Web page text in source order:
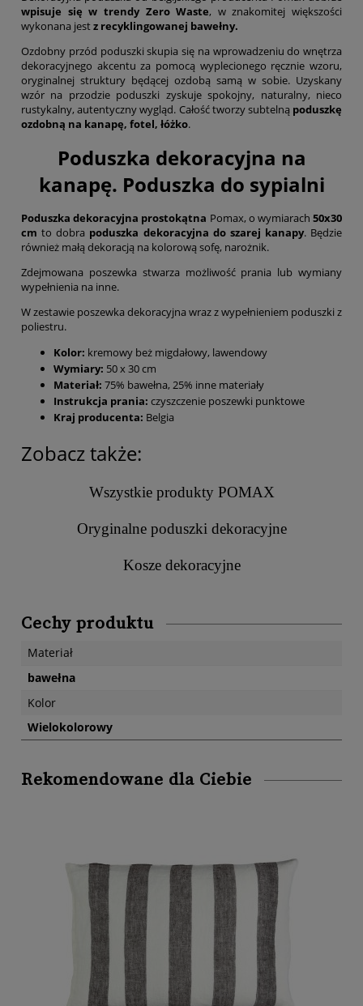
wpisuje się w trendy Zero Waste, w znakomitej większości
wykonana jestz recyklingowanej bawełny.
Ozdobny przód poduszki skupia się na wprowadzeniu do wnętrza
dekoracyjnego akcentu za pomocą wyplecionego ręcznie wzoru,
oryginalnej struktury będącej ozdobą samą w sobie. Uzyskany
wzór na przodzie poduszki zyskuje spokojny, naturalny, nieco
rustykalny, autentyczny wygląd. Całość tworzy subtelną poduszkę
ozdobną na kanapę, fotel, łóżko.
Poduszka dekoracyjna na
kanapę. Poduszka do sypialni
Poduszka dekoracyjna prostokątna Pomax, o wymiarach50x30
cm to dobra poduszka dekoracyjna do szarej kanapy. Będzie
również małą dekoracją na kolorową sofę, narożnik.
Zdejmowana poszewka stwarza możliwość prania lub wymiany
wypełnienia na inne.
W zestawie poszewka dekoracyjna wraz z wypełnieniem poduszki z
poliestru.
Kolor: kremowy beż migdałowy, lawendowy
Wymiary: 50 x 30 cm
Materiał: 75% bawełna, 25% inne materiały
Instrukcja prania: czyszczenie poszewki punktowe
Kraj producenta: Belgia
Zobacz także:
Wszystkie produkty POMAX
Oryginalne poduszki dekoracyjne
Kosze dekoracyjne
Cechy produktu
Materiał
bawełna
Kolor
Wielokolorowy
Rekomendowane dla Ciebie